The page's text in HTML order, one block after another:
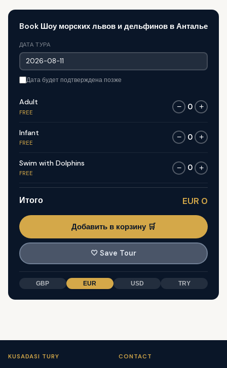
Book Шоу морских львов и дельфинов в Анталье
ДАТА ТУРА
Дата будет подтверждена позже
Adult
FREE
− 0 +
Infant
FREE
− 0 +
Swim with Dolphins
FREE
− 0 +
Итого EUR 0
Добавить в корзину 🛒
🤍 Save Tour
GBP EUR USD TRY
KUSADASI TURY CONTACT